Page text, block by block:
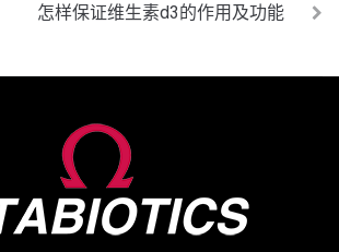
怎样保证维生素d3的作用及功能